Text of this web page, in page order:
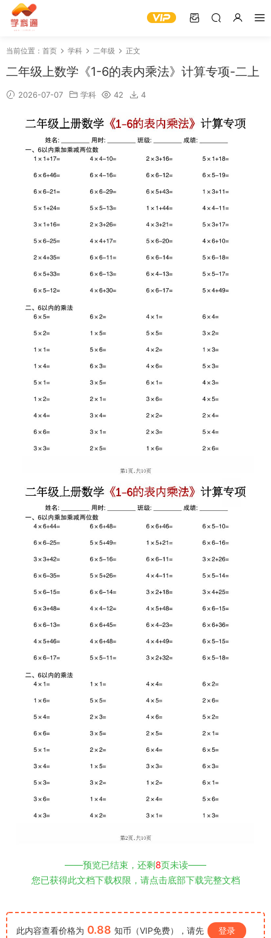
当前位置： 首页 学科 二年级 正文
二年级上数学《1-6的表内乘法》计算专项-二上
2026-07-07 学科 42 4
——预览已结束，还剩8页未读——
您已获得此文档下载权限，请点击底部下载完整文档
此内容查看价格为 0.88 知币（VIP免费），请先 登录